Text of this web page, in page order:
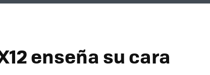
enseña su cara